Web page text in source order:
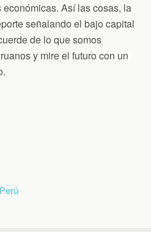
Así las cosas, la
señalando el bajo capital
de lo que somos
y mire el futuro con un
Perú